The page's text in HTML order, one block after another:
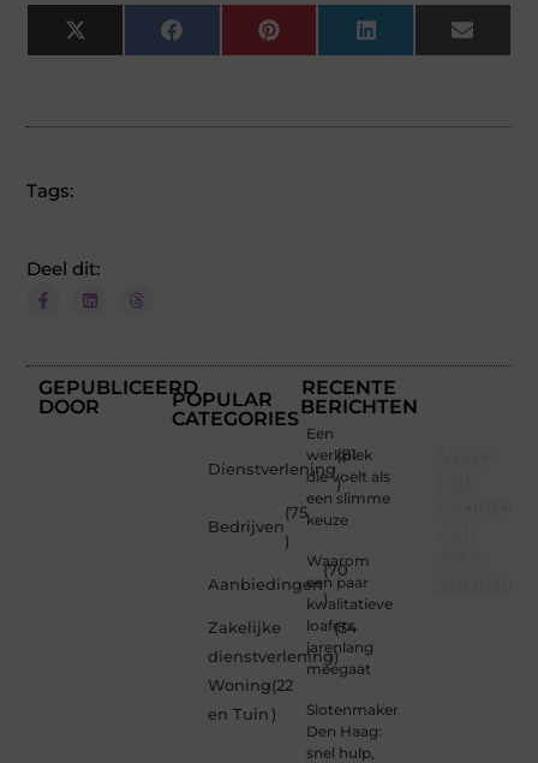
X
(Twitter)
Facebook Pinterest LinkedIn Email
Tags:
Deel dit:
GEPUBLICEERD
DOOR
POPULAR
CATEGORIES
Dienstverlening
(81
)
Bedrijven
(75
)
Aanbiedingen
(70
)
Zakelijke
dienstverlening
(34
)
Woning
en Tuin
(22
)
RECENTE
BERICHTEN
Een
werkplek
die voelt als
een slimme
keuze
Waarom
een paar
kwalitatieve
loafers
jarenlang
meegaat
Slotenmaker
Den Haag:
snel hulp,